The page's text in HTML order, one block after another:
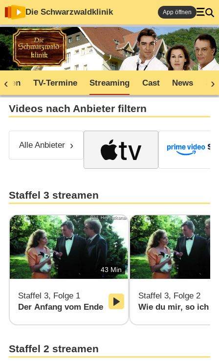
Die Schwarzwaldklinik App öffnen
TV-Termine Streaming Cast News
Videos nach Anbieter filtern
Alle Anbieter
Staffel 3 streamen
Bild: Heimatkanal
43 Min
Staffel 3, Folge 1
Der Anfang vom Ende
Staffel 3, Folge 2
Wie du mir, so ich
Staffel 2 streamen